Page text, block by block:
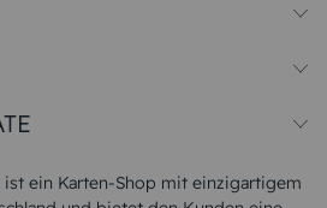
ist ein Karten-Shop mit einzigartigem